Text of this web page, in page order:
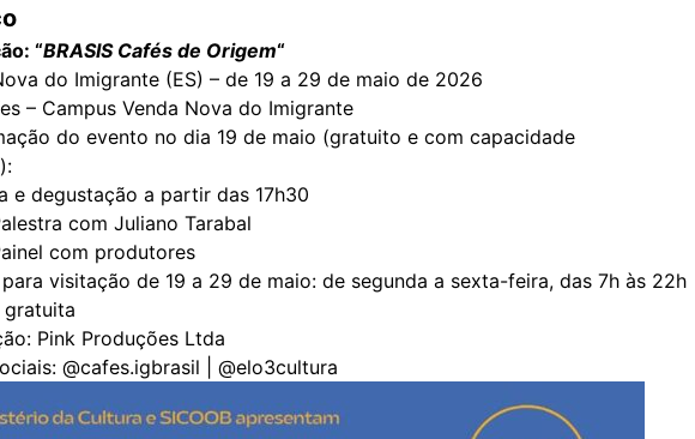
“BRASIS Cafés de Origem“
do Imigrante (ES) – de 19 a 29 de maio de 2026
– Campus Venda Nova do Imigrante
do evento no dia 19 de maio (gratuito e com capacidade
e degustação a partir das 17h30
Palestra com Juliano Tarabal
com produtores
visitação de 19 a 29 de maio: de segunda a sexta-feira, das 7h às 22h
gratuita
Pink Produções Ltda
@cafes.igbrasil | @elo3cultura